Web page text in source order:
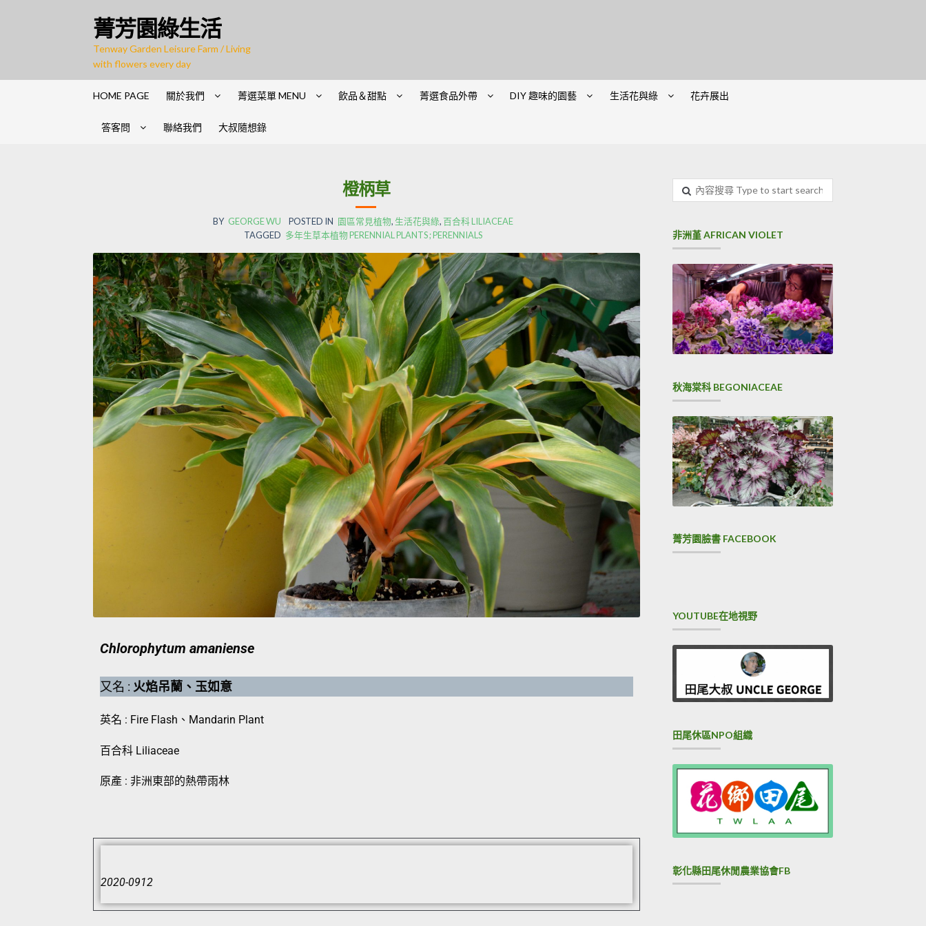
菁芳園綠生活
Tenway Garden Leisure Farm / Living
with flowers every day
HOME PAGE 關於我們 菁選菜單 MENU 飲品＆甜點 菁選食品外帶 DIY 趣味的園藝 生活花與綠 花卉展出
答客問 聯絡我們 大叔隨想錄
橙柄草
BY GEORGE WU POSTED IN 園區常見植物, 生活花與綠,百合科 LILIACEAE
TAGGED 多年生草本植物 PERENNIAL PLANTS ; PERENNIALS
Chlorophytum amaniense
又名 : 火焰吊蘭、玉如意
英名 : Fire Flash、Mandarin Plant
百合科 Liliaceae
原產 : 非洲東部的熱帶雨林
2020-0912
非洲堇 AFRICAN VIOLET
秋海棠科 BEGONIACEAE
菁芳園臉書 FACEBOOK
YOUTUBE在地視野
田尾休區NPO組織
彰化縣田尾休閒農業協會FB